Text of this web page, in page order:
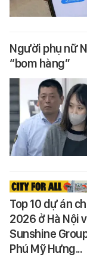
Người phụ nữ
“bom hàng”
Top 10 dự án
2026 ở Hà Nội
Sunshine
Phú Mỹ Hưng...